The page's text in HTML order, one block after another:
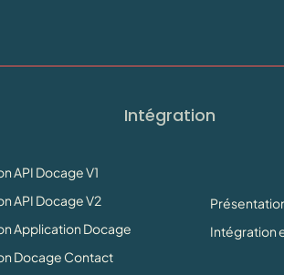
API Docage V1
API Docage V2
Application Docage
Docage Contact
Intégration
Intégration